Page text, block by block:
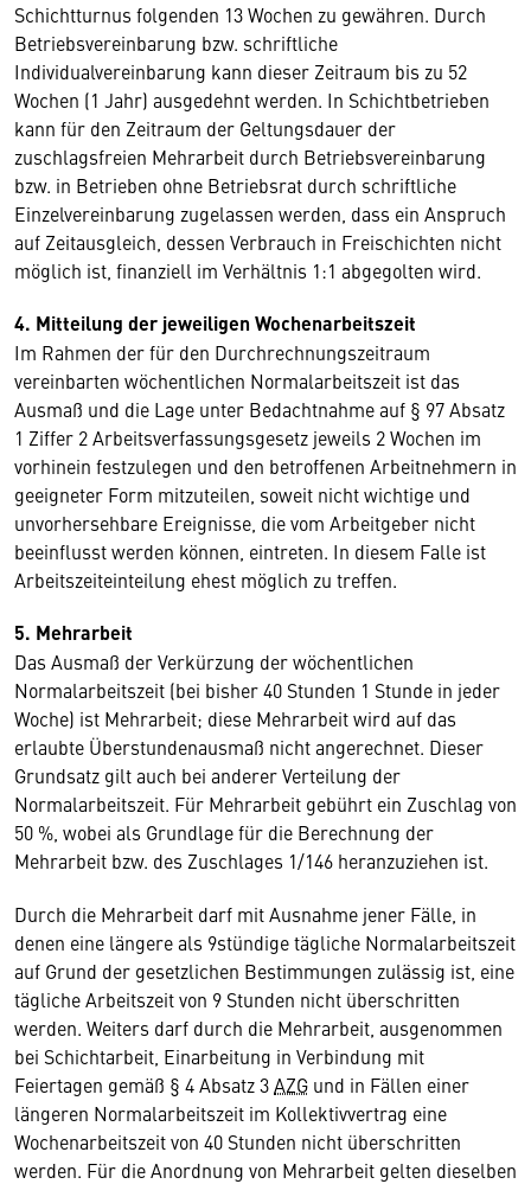
Schichtturnus folgenden 13 Wochen zu gewähren. Durch
Betriebsvereinbarung bzw. schriftliche
Individualvereinbarung kann dieser Zeitraum bis zu 52
Wochen (1 Jahr) ausgedehnt werden. In Schichtbetrieben
kann für den Zeitraum der Geltungsdauer der
zuschlagsfreien Mehrarbeit durch Betriebsvereinbarung
bzw. in Betrieben ohne Betriebsrat durch schriftliche
Einzelvereinbarung zugelassen werden, dass ein Anspruch
auf Zeitausgleich, dessen Verbrauch in Freischichten nicht
möglich ist, finanziell im Verhältnis 1:1 abgegolten wird.
4. Mitteilung der jeweiligen Wochenarbeitszeit
Im Rahmen der für den Durchrechnungszeitraum
vereinbarten wöchentlichen Normalarbeitszeit ist das
Ausmaß und die Lage unter Bedachtnahme auf § 97 Absatz
1 Ziffer 2 Arbeitsverfassungsgesetz jeweils 2 Wochen im
vorhinein festzulegen und den betroffenen Arbeitnehmern in
geeigneter Form mitzuteilen, soweit nicht wichtige und
unvorhersehbare Ereignisse, die vom Arbeitgeber nicht
beeinflusst werden können, eintreten. In diesem Falle ist
Arbeitszeiteinteilung ehest möglich zu treffen.
5. Mehrarbeit
Das Ausmaß der Verkürzung der wöchentlichen
Normalarbeitszeit (bei bisher 40 Stunden 1 Stunde in jeder
Woche) ist Mehrarbeit; diese Mehrarbeit wird auf das
erlaubte Überstundenausmaß nicht angerechnet. Dieser
Grundsatz gilt auch bei anderer Verteilung der
Normalarbeitszeit. Für Mehrarbeit gebührt ein Zuschlag von
50 %, wobei als Grundlage für die Berechnung der
Mehrarbeit bzw. des Zuschlages 1/146 heranzuziehen ist.
Durch die Mehrarbeit darf mit Ausnahme jener Fälle, in
denen eine längere als 9stündige tägliche Normalarbeitszeit
auf Grund der gesetzlichen Bestimmungen zulässig ist, eine
tägliche Arbeitszeit von 9 Stunden nicht überschritten
werden. Weiters darf durch die Mehrarbeit, ausgenommen
bei Schichtarbeit, Einarbeitung in Verbindung mit
Feiertagen gemäß § 4 Absatz 3AZG und in Fällen einer
längeren Normalarbeitszeit im Kollektivvertrag eine
Wochenarbeitszeit von 40 Stunden nicht überschritten
werden. Für die Anordnung von Mehrarbeit gelten dieselben